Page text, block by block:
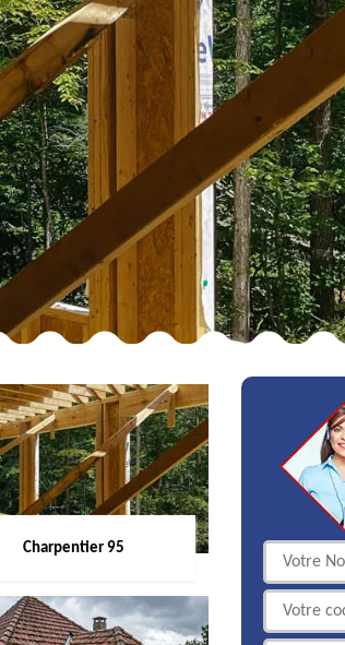
Charpentier 95